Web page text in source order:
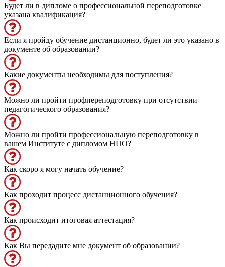
Будет ли в дипломе о профессиональной переподготовке
указана квалификация?
Если я пройду обучение дистанционно, будет ли это указано в
документе об образовании?
Какие документы необходимы для поступления?
Можно ли пройти профпереподготовку при отсутствии
педагогического образования?
Можно ли пройти профессиональную переподготовку в
вашем Институте с дипломом НПО?
Как скоро я могу начать обучение?
Как проходит процесс дистанционного обучения?
Как происходит итоговая аттестация?
Как Вы передадите мне документ об образовании?